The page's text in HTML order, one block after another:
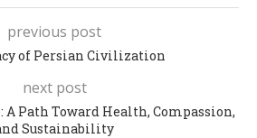
previous post
of Persian Civilization
next post
A Path Toward Health, Compassion,
Sustainability